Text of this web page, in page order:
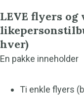
LEVE flyers
hver)
En pakke inneholder
Ti enkle flyers